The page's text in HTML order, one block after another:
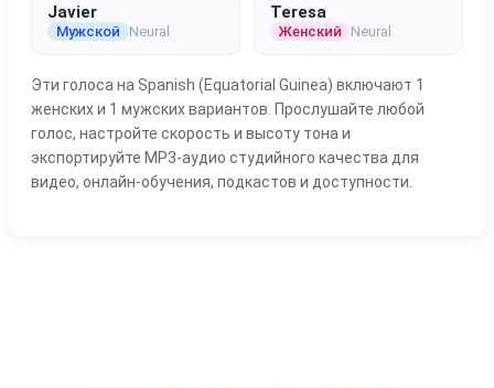
Javier
Мужской Neural
Teresa
Женский Neural
Эти голоса на Spanish (Equatorial Guinea) включают 1
женских и 1 мужских вариантов. Прослушайте любой
голос, настройте скорость и высоту тона и
экспортируйте MP3-аудио студийного качества для
видео, онлайн-обучения, подкастов и доступности.